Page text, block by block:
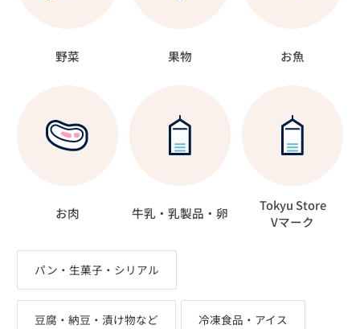
野菜 果物 お魚
お肉 牛乳・乳製品・卵
Tokyu Store
Vマーク
パン・生菓子・シリアル
豆腐・納豆・漬け物など 冷凍食品・アイス